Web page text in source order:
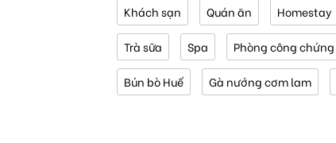
Khách sạn Quán ăn Homestay
Trà sữa Spa Phòng công chứng
Bún bò Huế Gà nướng cơm lam